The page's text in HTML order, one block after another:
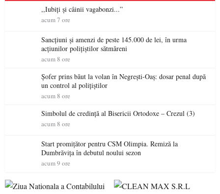
,,Iubiți și câinii vagabonzi...”
acum 7 ore
Sancțiuni și amenzi de peste 145.000 de lei, în urma
acțiunilor polițiștilor sătmăreni
acum 8 ore
Șofer prins băut la volan în Negrești-Oaș: dosar penal după
un control al polițiștilor
acum 8 ore
Simbolul de credinţă al Bisericii Ortodoxe – Crezul (3)
acum 8 ore
Start promițător pentru CSM Olimpia. Remiză la
Dumbrăvița în debutul noului sezon
acum 9 ore